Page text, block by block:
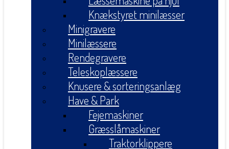
Knækstyret minilæsser
Minigravere
Minilæssere
Rendegravere
Teleskoplæssere
Knusere & sorteringsanlæg
Have & Park
Fejemaskiner
Græsslåmaskiner
Traktorklippere